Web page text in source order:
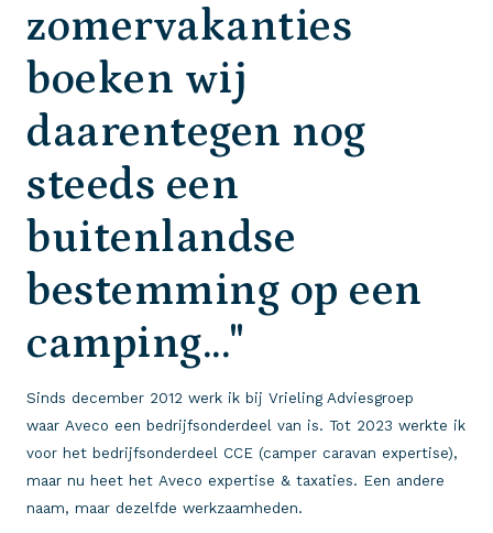
zomervakanties
boeken wij
daarentegen nog
steeds een
buitenlandse
bestemming op een
camping..."
Sinds december 2012 werk ik bij Vrieling Adviesgroep
waar Aveco een bedrijfsonderdeel van is. Tot 2023 werkte ik
voor het bedrijfsonderdeel CCE (camper caravan expertise),
maar nu heet het Aveco expertise & taxaties. Een andere
naam, maar dezelfde werkzaamheden.